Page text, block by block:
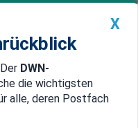
Geldanlage Premium
China
X
DWN-
die wichtigsten
alle, deren Postfach